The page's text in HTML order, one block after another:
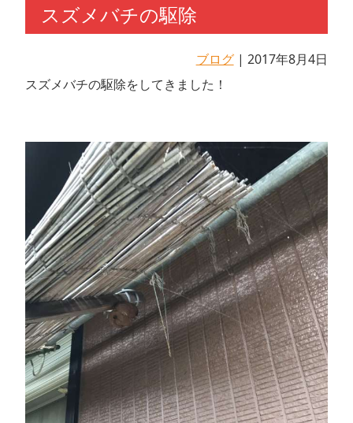
スズメバチの駆除
ブログ| 2017年8月4日
スズメバチの駆除をしてきました！